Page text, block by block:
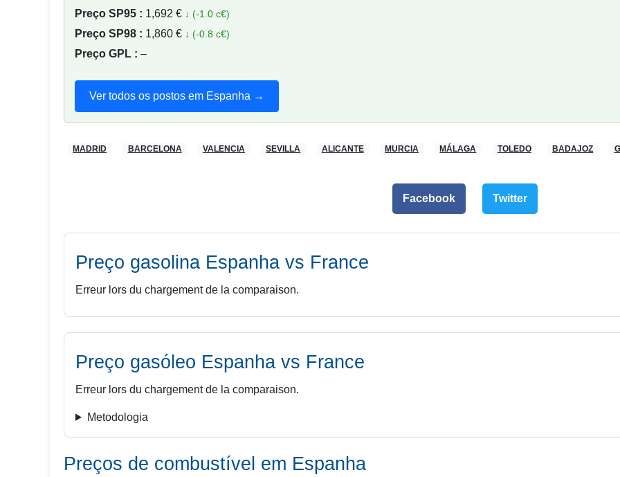
Preço SP95 : 1,692 € ↓ (-1.0 c€)
Preço SP98 : 1,860 € ↓ (-0.8 c€)
Preço GPL : –
Ver todos os postos em Espanha →
MADRID BARCELONA VALENCIA SEVILLA ALICANTE MURCIA MÁLAGA TOLEDO BADAJOZ
Facebook Twitter
Preço gasolina Espanha vs France
Erreur lors du chargement de la comparaison.
Preço gasóleo Espanha vs France
Erreur lors du chargement de la comparaison.
Metodologia
Preços de combustível em Espanha